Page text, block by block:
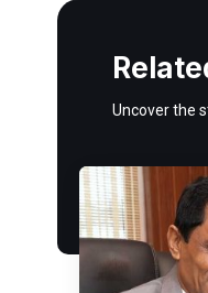
Uncover the